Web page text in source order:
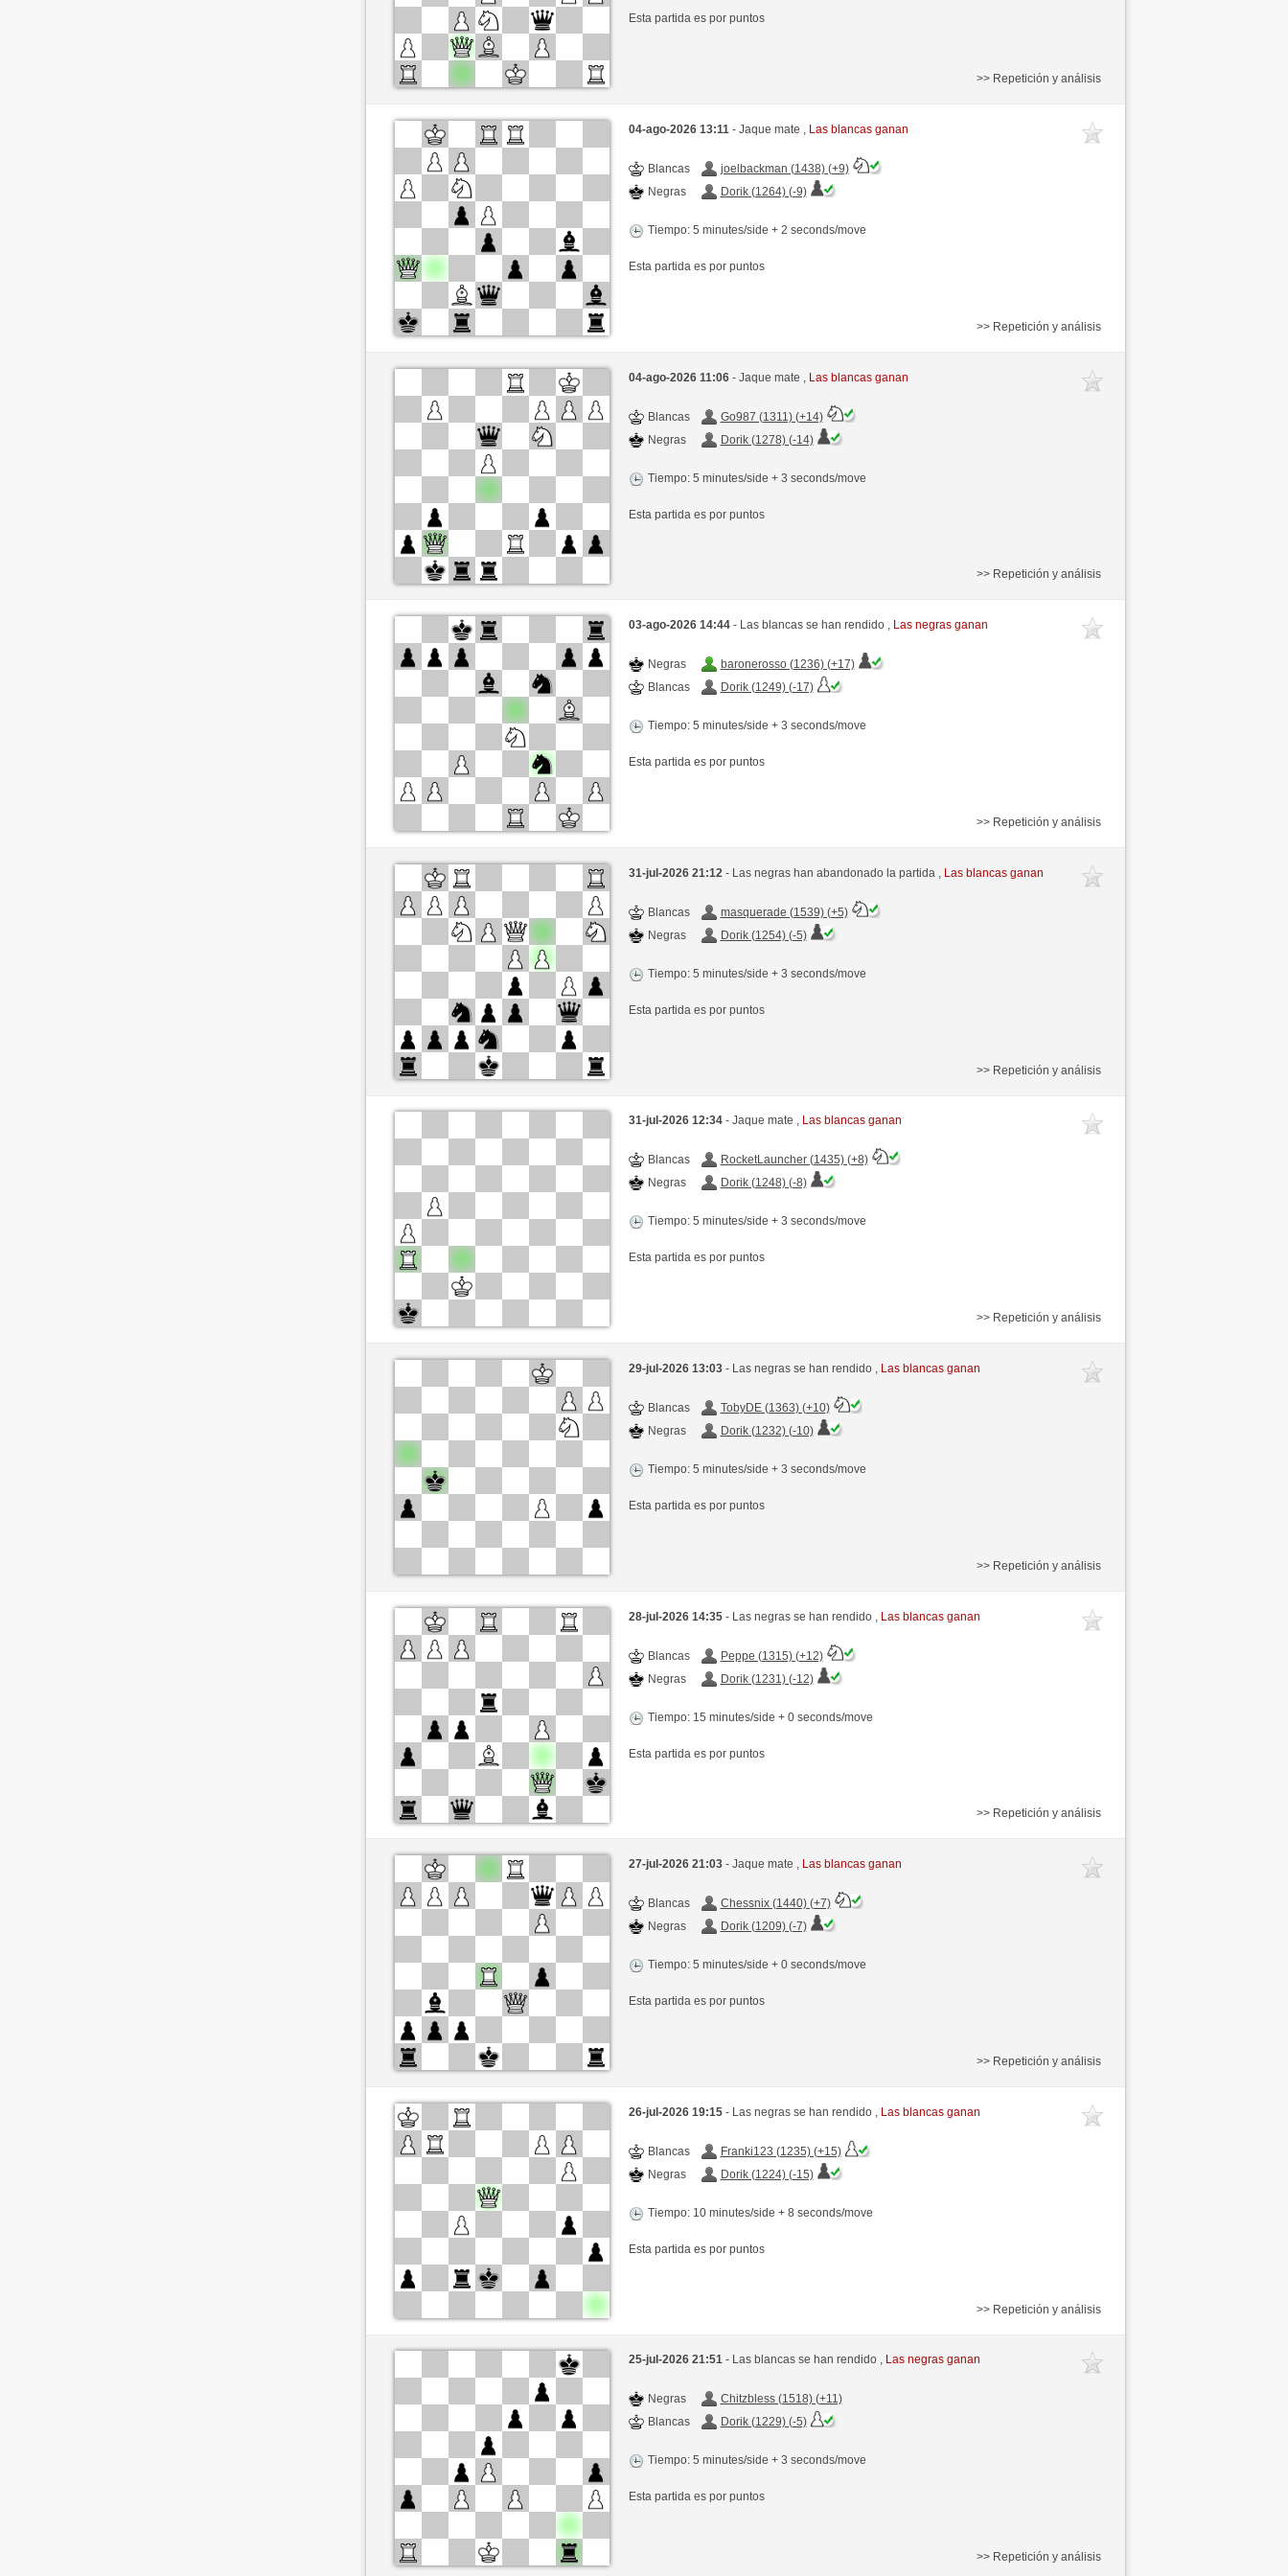
Esta partida es por puntos
>> Repetición y análisis
04-ago-2026 13:11 - Jaque mate , Las blancas ganan
Blancas
joelbackman (1438) (+9)
Negras
Dorik (1264) (-9)
Tiempo: 5 minutes/side + 2 seconds/move
Esta partida es por puntos
>> Repetición y análisis
04-ago-2026 11:06 - Jaque mate , Las blancas ganan
Blancas
Go987 (1311) (+14)
Negras
Dorik (1278) (-14)
Tiempo: 5 minutes/side + 3 seconds/move
Esta partida es por puntos
>> Repetición y análisis
03-ago-2026 14:44 - Las blancas se han rendido , Las negras ganan
Negras
baronerosso (1236) (+17)
Blancas
Dorik (1249) (-17)
Tiempo: 5 minutes/side + 3 seconds/move
Esta partida es por puntos
>> Repetición y análisis
31-jul-2026 21:12 - Las negras han abandonado la partida , Las blancas ganan
Blancas
masquerade (1539) (+5)
Negras
Dorik (1254) (-5)
Tiempo: 5 minutes/side + 3 seconds/move
Esta partida es por puntos
>> Repetición y análisis
31-jul-2026 12:34 - Jaque mate , Las blancas ganan
Blancas
RocketLauncher (1435) (+8)
Negras
Dorik (1248) (-8)
Tiempo: 5 minutes/side + 3 seconds/move
Esta partida es por puntos
>> Repetición y análisis
29-jul-2026 13:03 - Las negras se han rendido , Las blancas ganan
Blancas
TobyDE (1363) (+10)
Negras
Dorik (1232) (-10)
Tiempo: 5 minutes/side + 3 seconds/move
Esta partida es por puntos
>> Repetición y análisis
28-jul-2026 14:35 - Las negras se han rendido , Las blancas ganan
Blancas
Peppe (1315) (+12)
Negras
Dorik (1231) (-12)
Tiempo: 15 minutes/side + 0 seconds/move
Esta partida es por puntos
>> Repetición y análisis
27-jul-2026 21:03 - Jaque mate , Las blancas ganan
Blancas
Chessnix (1440) (+7)
Negras
Dorik (1209) (-7)
Tiempo: 5 minutes/side + 0 seconds/move
Esta partida es por puntos
>> Repetición y análisis
26-jul-2026 19:15 - Las negras se han rendido , Las blancas ganan
Blancas
Franki123 (1235) (+15)
Negras
Dorik (1224) (-15)
Tiempo: 10 minutes/side + 8 seconds/move
Esta partida es por puntos
>> Repetición y análisis
25-jul-2026 21:51 - Las blancas se han rendido , Las negras ganan
Negras
Chitzbless (1518) (+11)
Blancas
Dorik (1229) (-5)
Tiempo: 5 minutes/side + 3 seconds/move
Esta partida es por puntos
>> Repetición y análisis